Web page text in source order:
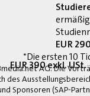
EUR 390 exkl. USt.
EUR
*Die ersten 10
AG. Die
des
Sponsoren (SAP-